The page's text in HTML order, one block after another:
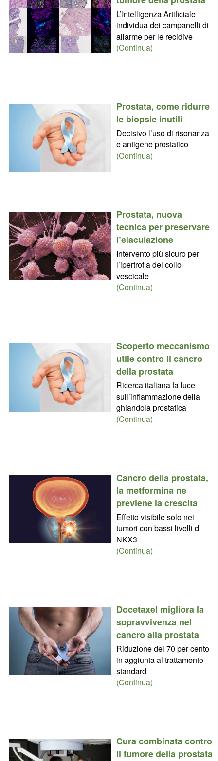
L’Intelligenza Artificiale
individua dei campanelli di
allarme per le recidive
(Continua)
Prostata, come ridurre
le biopsie inutili
Decisivo l’uso di risonanza
e antigene prostatico
(Continua)
Prostata, nuova
tecnica per preservare
l’eiaculazione
Intervento più sicuro per
l’ipertrofia del collo
vescicale
(Continua)
Scoperto meccanismo
utile contro il cancro
della prostata
Ricerca italiana fa luce
sull’infiammazione della
ghiandola prostatica
(Continua)
Cancro della prostata,
la metformina ne
previene la crescita
Effetto visibile solo nei
tumori con bassi livelli di
NKX3
(Continua)
Docetaxel migliora la
sopravvivenza nel
cancro alla prostata
Riduzione del 70 per cento
in aggiunta al trattamento
standard
(Continua)
Cura combinata contro
il tumore della prostata